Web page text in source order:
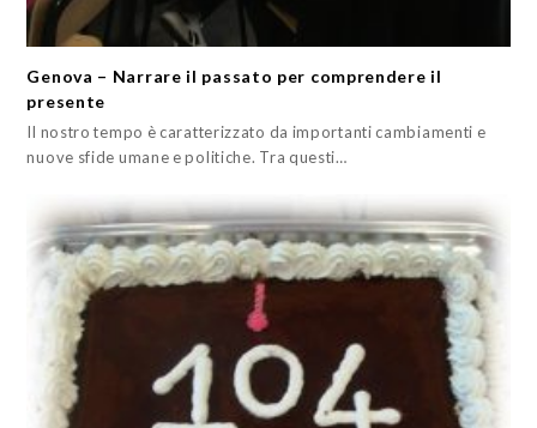
Genova – Narrare il passato per comprendere il
presente
Il nostro tempo è caratterizzato da importanti cambiamenti e
nuove sfide umane e politiche. Tra questi…